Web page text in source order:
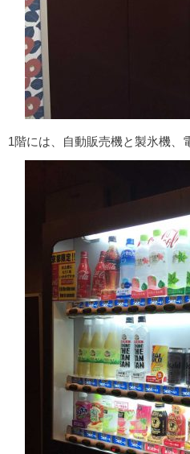
1階には、自動販売機と製氷機、